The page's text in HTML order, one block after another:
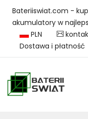
Bateriiswiat.com -
akumulatory w
PLN
Dostawa i płatność